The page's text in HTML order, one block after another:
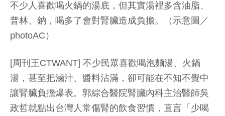
不少人喜歡喝火鍋的湯底，但其實湯裡多含油脂、
普林、鈉，喝多了會對腎臟造成負擔。（示意圖／
photoAC）
[周刊王CTWANT] 不少民眾喜歡喝泡麵湯、火鍋
湯，甚至把滷汁、醬料沾滿，卻可能在不知不覺中
讓腎臟負擔爆表。郭綜合醫院腎臟內科主治醫師吳
政哲就點出台灣人常傷腎的飲食習慣，直言「少喝